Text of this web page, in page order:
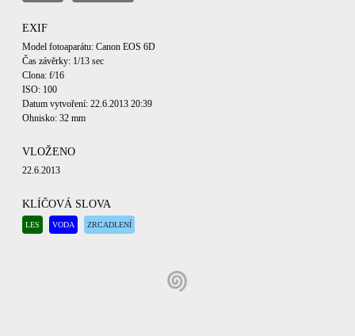
EXIF
Model fotoaparátu: Canon EOS 6D
Čas závěrky: 1/13 sec
Clona: f/16
ISO: 100
Datum vytvoření: 22.6.2013 20:39
Ohnisko: 32 mm
VLOŽENO
22.6.2013
KLÍČOVÁ SLOVA
LES VODA ZRCADLENÍ